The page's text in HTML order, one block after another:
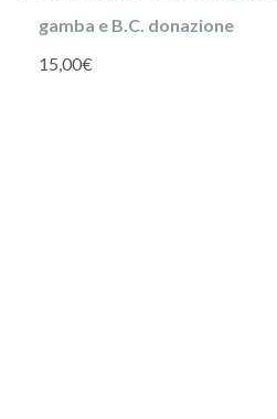
gamba e B.C. donazione
15,00€